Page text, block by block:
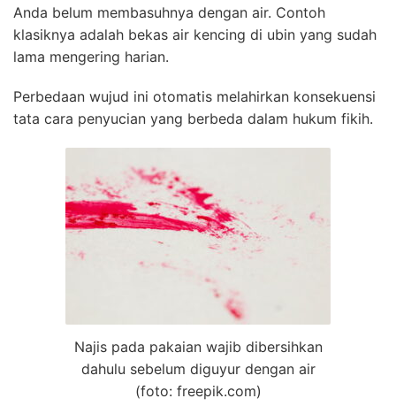
Anda belum membasuhnya dengan air. Contoh
klasiknya adalah bekas air kencing di ubin yang sudah
lama mengering harian.
Perbedaan wujud ini otomatis melahirkan konsekuensi
tata cara penyucian yang berbeda dalam hukum fikih.
Najis pada pakaian wajib dibersihkan
dahulu sebelum diguyur dengan air
(foto: freepik.com)